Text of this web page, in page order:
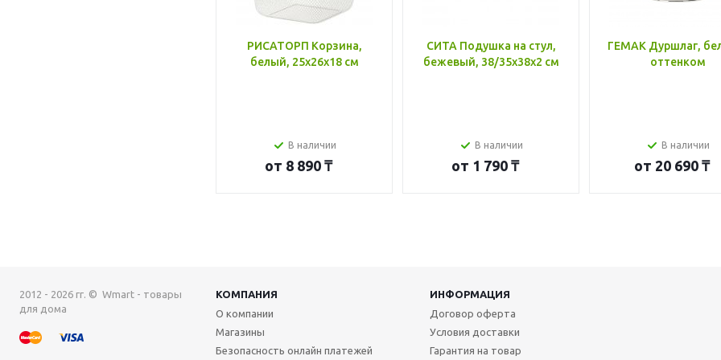
РИСАТОРП Корзина,
белый, 25x26x18 см
В наличии
от 8 890 ₸
СИТА Подушка на стул,
бежевый, 38/35x38x2 см
В наличии
от 1 790 ₸
ГЕМАК Дуршлаг,
оттенком
В наличии
от 20 690 ₸
2012 - 2026 гг. © Wmart - товары
для дома
КОМПАНИЯ
ИНФОРМАЦИЯ
О компании
Магазины
Безопасность онлайн платежей
Договор оферта
Условия доставки
Гарантия на товар